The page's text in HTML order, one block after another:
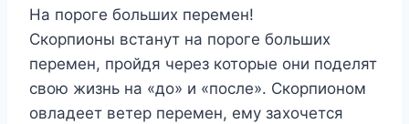
На пороге больших перемен!
Скорпионы встанут на пороге больших
перемен, пройдя через которые они поделят
свою жизнь на «до» и «после». Скорпионом
овладеет ветер перемен, ему захочется